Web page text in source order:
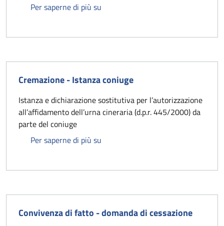
Per saperne di più su
Cremazione - Istanza coniuge
Istanza e dichiarazione sostitutiva per l’autorizzazione
all’affidamento dell’urna cineraria (d.p.r. 445/2000) da
parte del coniuge
Per saperne di più su
Convivenza di fatto - domanda di cessazione